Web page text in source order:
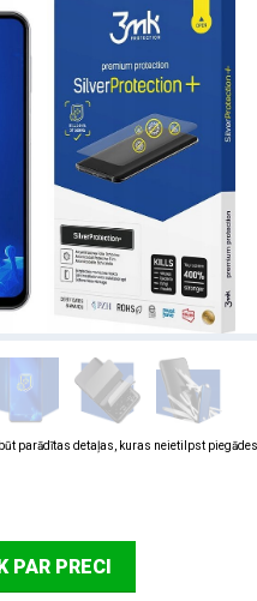
parādītas detaļas, kuras neietilpst piegādes
PAR PRECI